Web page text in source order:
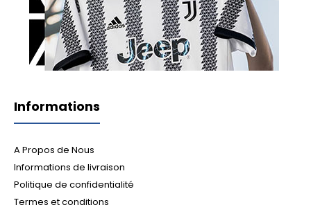
Informations
A Propos de Nous
Informations de livraison
Politique de confidentialité
Termes et conditions